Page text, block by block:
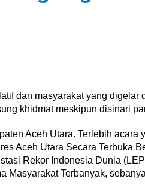
dan masyarakat yang digelar
khidmat meskipun disinari
Aceh Utara. Terlebih acara
Aceh Utara Secara Terbuka
Rekor Indonesia Dunia
Masyarakat Terbanyak,